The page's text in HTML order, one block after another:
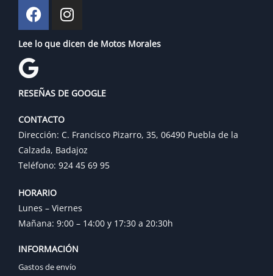
Lee lo que dicen de Motos Morales
RESEÑAS DE GOOGLE
CONTACTO
Dirección: C. Francisco Pizarro, 35, 06490 Puebla de la
Calzada, Badajoz
Teléfono: 924 45 69 95
HORARIO
Lunes – Viernes
Mañana: 9:00 – 14:00 y 17:30 a 20:30h
INFORMACIÓN
Gastos de envío